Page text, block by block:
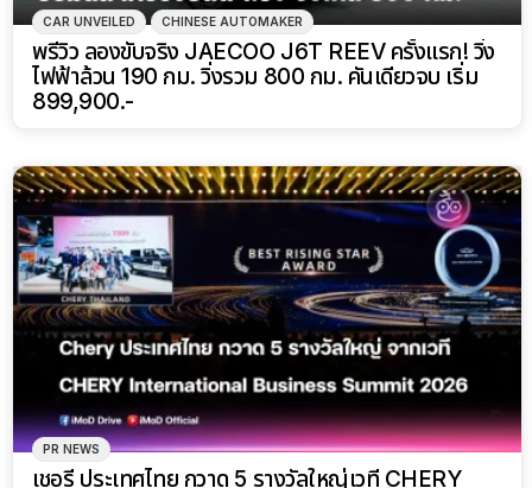
CAR UNVEILED CHINESE AUTOMAKER
พรีวิว ลองขับจริง JAECOO J6T REEV ครั้งแรก! วิ่ง
ไฟฟ้าล้วน 190 กม. วิ่งรวม 800 กม. คันเดียวจบ เริ่ม
899,900.-
PR NEWS
เชอรี ประเทศไทย กวาด 5 รางวัลใหญ่เวที CHERY